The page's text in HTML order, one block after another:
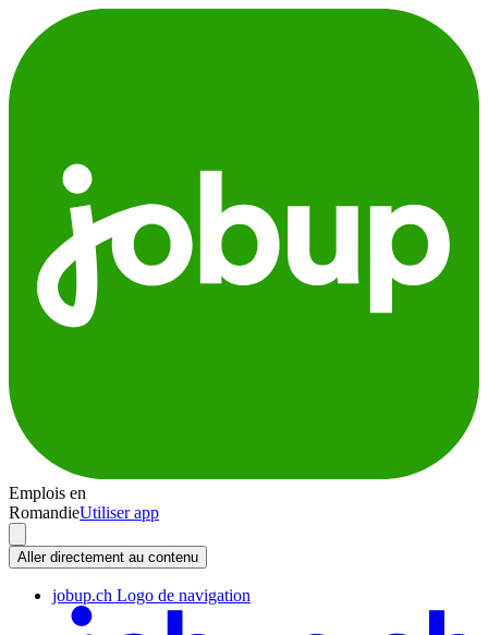
Emplois en
RomandieUtiliser app
Aller directement au contenu
jobup.ch Logo de navigation